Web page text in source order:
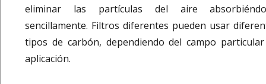
eliminar las partículas del aire
sencillamente. Filtros diferentes pueden usar
tipos de carbón, dependiendo del campo
aplicación.